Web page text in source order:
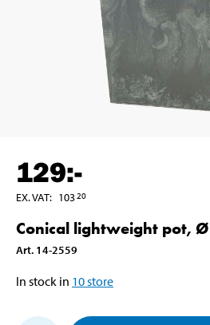
129:-
EX. VAT: 10320
Conical lightweight pot, Ø
Art. 14-2559
In stock in 10store